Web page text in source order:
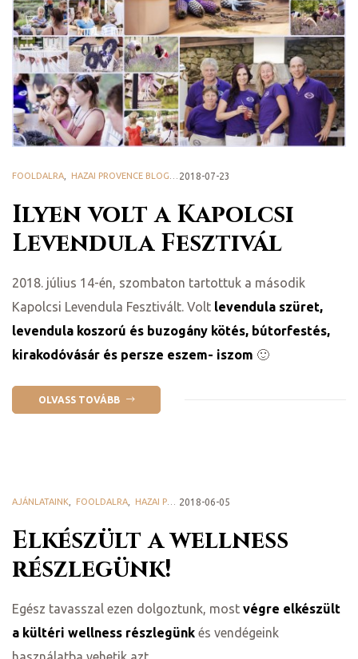
Ilyen volt a Kapolcsi
Levendula Fesztivál
FOOLDALRA HAZAI PROVENCE BLOG LEVENDULÁS LÁTNIVALÓK
2018-07-23
2018. július 14-én, szombaton tartottuk a második
Kapolcsi Levendula Fesztivált. Volt levendula szüret,
levendula koszorú és buzogány kötés, bútorfestés,
kirakodóvásár és persze eszem- iszom 🙂
OLVASS TOVÁBB
Elkészült a wellness
részlegünk!
AJÁNLATAINK FOOLDALRA HAZAI PROVENCE BLOG 2018-06-05
Egész tavasszal ezen dolgoztunk, most végre elkészült
a kültéri wellness részlegünk és vendégeink